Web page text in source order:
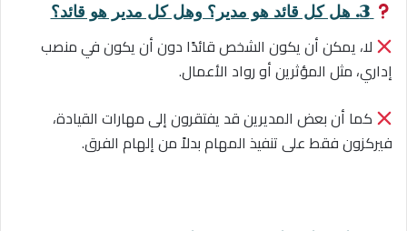
3. هل كل قائد هو مدير؟ وهل كل مدير هو قائد؟
لا، يمكن أن يكون الشخص قائدًا دون أن يكون في منصب
إداري، مثل المؤثرين أو رواد الأعمال.
كما أن بعض المديرين قد يفتقرون إلى مهارات القيادة،
فيركزون فقط على تنفيذ المهام بدلاً من إلهام الفرق.